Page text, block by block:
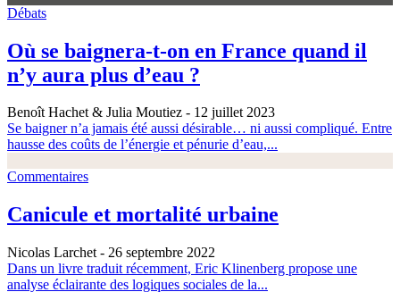
Débats
Où se baignera-t-on en France quand il
n’y aura plus d’eau ?
Benoît Hachet & Julia Moutiez - 12 juillet 2023
Se baigner n’a jamais été aussi désirable… ni aussi compliqué. Entre
hausse des coûts de l’énergie et pénurie d’eau,...
Commentaires
Canicule et mortalité urbaine
Nicolas Larchet - 26 septembre 2022
Dans un livre traduit récemment, Eric Klinenberg propose une
analyse éclairante des logiques sociales de la...